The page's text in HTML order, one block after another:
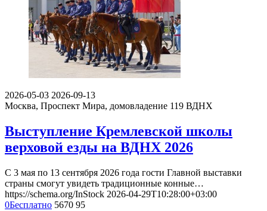
2026-05-03 2026-09-13
Москва, Проспект Мира, домовладение 119 ВДНХ
Выступление Кремлевской школы
верховой езды на ВДНХ 2026
С 3 мая по 13 сентября 2026 года гости Главной выставки
страны смогут увидеть традиционные конные…
https://schema.org/InStock 2026-04-29T10:28:00+03:00
0Бесплатно 5670 95